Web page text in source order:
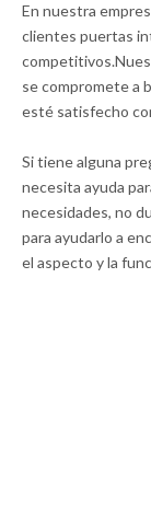
En nuestra
clientes puertas
se compromete a
esté satisfecho
Si tiene alguna
necesita ayuda
necesidades, no
para ayudarlo a
el aspecto y la